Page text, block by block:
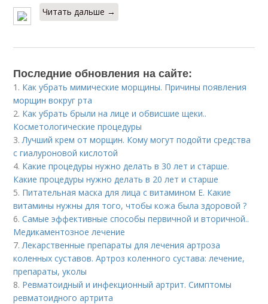
Читать дальше →
Последние обновления на сайте:
1. Как убрать мимические морщины. Причины появления
морщин вокруг рта
2. Как убрать брыли на лице и обвисшие щеки..
Косметологические процедуры
3.Лучший крем от морщин. Кому могут подойти средства
с гиалуроновой кислотой
4. Какие процедуры нужно делать в 30 лет и старше.
Какие процедуры нужно делать в 20 лет и старше
5. Питательная маска для лица с витамином Е. Какие
витамины нужны для того, чтобы кожа была здоровой ?
6.Самые эффективные способы первичной и вторичной..
Медикаментозное лечение
7.Лекарственные препараты для лечения артроза
коленных суставов. Артроз коленного сустава: лечение,
препараты, уколы
8. Ревматоидный и инфекционный артрит. Симптомы
ревматоидного артрита